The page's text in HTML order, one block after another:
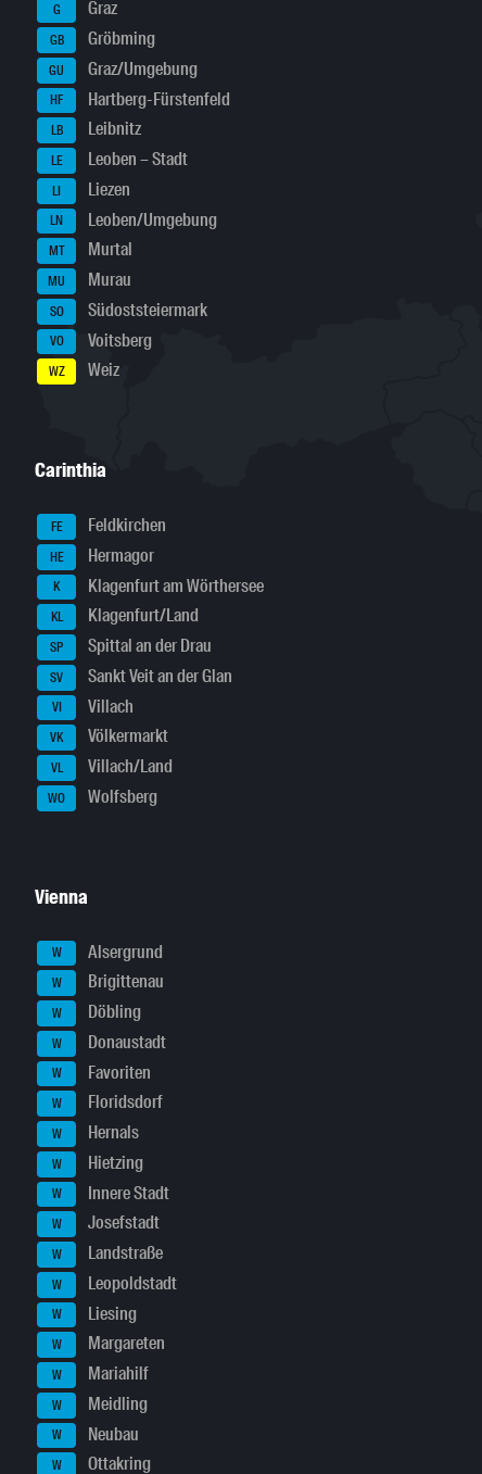
G Graz
GB Gröbming
GU Graz/Umgebung
HF Hartberg-Fürstenfeld
LB Leibnitz
LE Leoben – Stadt
LI Liezen
LN Leoben/Umgebung
MT Murtal
MU Murau
SO Südoststeiermark
VO Voitsberg
WZ Weiz
Carinthia
FE Feldkirchen
HE Hermagor
K Klagenfurt am Wörthersee
KL Klagenfurt/Land
SP Spittal an der Drau
SV Sankt Veit an der Glan
VI Villach
VK Völkermarkt
VL Villach/Land
WO Wolfsberg
Vienna
W Alsergrund
W Brigittenau
W Döbling
W Donaustadt
W Favoriten
W Floridsdorf
W Hernals
W Hietzing
W Innere Stadt
W Josefstadt
W Landstraße
W Leopoldstadt
W Liesing
W Margareten
W Mariahilf
W Meidling
W Neubau
W Ottakring